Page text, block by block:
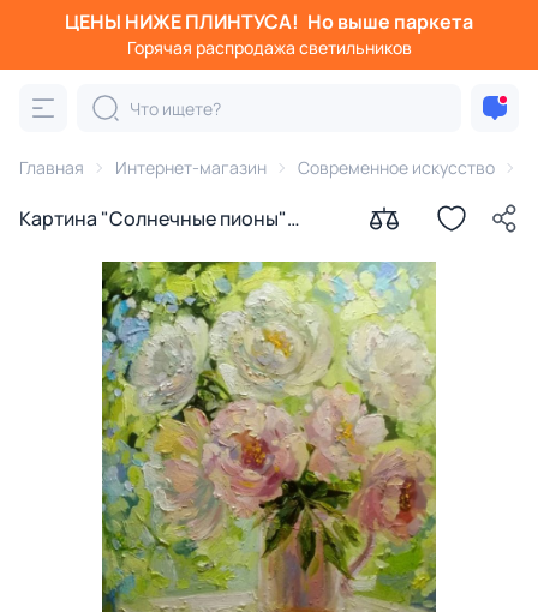
ЦЕНЫ НИЖЕ ПЛИНТУСА! Но выше паркета
Горячая распродажа светильников
Главная Интернет-магазин Современное искусство
Картина "Солнечные пионы"